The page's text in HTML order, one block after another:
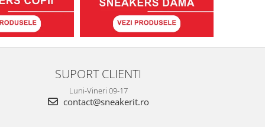
SUPORT CLIENTI
Luni-Vineri 09-17
contact@sneakerit.ro